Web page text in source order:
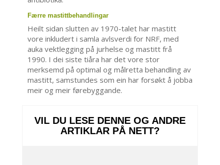
Færre mastittbehandlingar
Heilt sidan slutten av 1970-talet har mastitt
vore inkludert i samla avlsverdi for NRF, med
auka vektlegging på jurhelse og mastitt frå
1990. I dei siste tiåra har det vore stor
merksemd på optimal og målretta behandling av
mastitt, samstundes som ein har forsøkt å jobba
meir og meir førebyggande.
VIL DU LESE DENNE OG ANDRE
ARTIKLAR PÅ NETT?